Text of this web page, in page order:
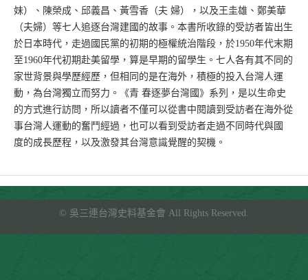
妹）、陳榮成、邱義昌、黃雪香（夫 婦），以及王圭雄、鄭美華
（夫婦）等七人追逐台灣建國的故事。本書所收錄的受訪者皆出生
於日本時代，走過國民黨的初期的極權統治階段，於1950年代末期
至1960年代初期赴美留學，算是早期的留學生。七人各有其不同的
家世背景與學歷經歷，但相同的是在海外，積極的投入台灣人運
動，為台灣獨立而努力。《青 春逐夢台灣國》系列，是以生命史
的方式進行訪問，所以讀者不僅可以從書中閱讀到受訪者在海外從
事台灣人運動的奮鬥經過，也可以看到受訪者走過不同時代與國
度的成長歷程，以及激發其台灣意識覺醒的契機。
© 吳三連台灣史料基金會 All Rights Reserved.